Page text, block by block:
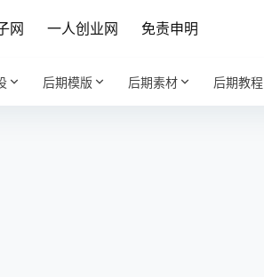
网 一人创业网 免责申明
后期模版 后期素材 后期教程